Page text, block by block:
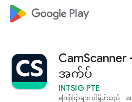
google_logo Play
CamScanner
အက်ပ်
INTSIG PTE
ကြော်ငြာများ ပါရှိပါသည် အ